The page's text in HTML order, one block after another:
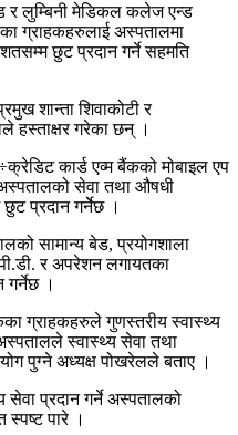
र लुम्बिनी मेडिकल कलेज एन्ड
ग्राहकहरुलाई अस्पतालमा
छुट प्रदान गर्ने सहमति
शान्ता शिवाकोटी र
हस्ताक्षर गरेका छन् ।
कार्ड एव्म बैंकको मोबाइल एप
अस्पतालको सेवा तथा औषधी
प्रदान गर्नेेछ ।
सामान्य बेड, प्रयोगशाला
र अपरेशन लगायतका
।
ग्राहकहरुले गुणस्तरीय स्वास्थ्य
स्वास्थ्य सेवा तथा
पुग्ने अध्यक्ष पोखरेलले बताए ।
प्रदान गर्ने अस्पतालको
स्पष्ट पारे ।